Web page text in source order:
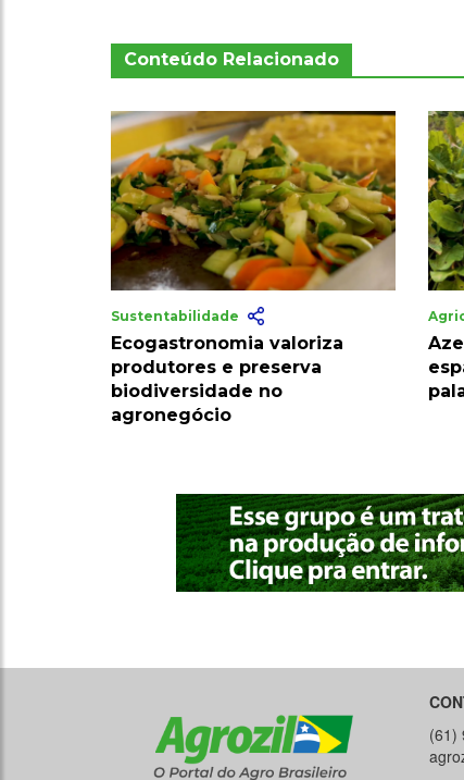
Conteúdo Relacionado
Sustentabilidade
Ecogastronomia valoriza
produtores e preserva
biodiversidade no
agronegócio
(61)